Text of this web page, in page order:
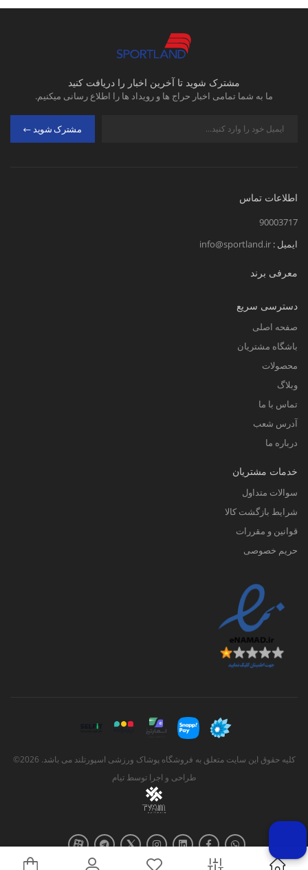
مشترک شوید تا آخرین اخبار را دریافت کنید
ما به شما تمامی اخبار حراج ها و رویداد ها را اطلاع رسانی میکنیم.
مشترک شوید
اطلاعات تماس
90003717
ایمیل : info@sportland.ir
معرفی برند
دسترسی سریع
صفحه اصلی
باشگاه مشتریان
محصولات
وبلاگ
تماس با ما
آدرس شعب
درباره ما
خدمات مشتریان
سوالات متداول
شرایط بازگشت کالا
قوانین و مقررات
حریم خصوصی
کلیه حقوق این سایت متعلق به فروشگاه پوشاک ورزشی اسپورتلند می باشد. 2026©
طراحی و اجرا توسطتیام